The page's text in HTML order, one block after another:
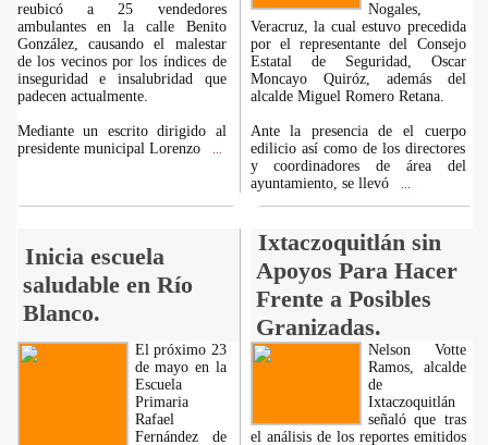
reubicó a 25 vendedores
ambulantes en la calle Benito
González, causando el malestar
de los vecinos por los índices de
inseguridad e insalubridad que
padecen actualmente.
Mediante un escrito dirigido al
presidente municipal Lorenzo
Nogales,
Veracruz, la cual estuvo precedida
por el representante del Consejo
Estatal de Seguridad, Oscar
Moncayo Quiróz, además del
alcalde Miguel Romero Retana.
Ante la presencia de el cuerpo
edilicio así como de los directores
y coordinadores de área del
ayuntamiento, se llevó
Inicia escuela
saludable en Río
Blanco.
Ixtaczoquitlán sin
Apoyos Para Hacer
Frente a Posibles
Granizadas.
El próximo 23
de mayo en la
Escuela
Primaria
Rafael
Fernández de
Nelson Votte
Ramos, alcalde
de
Ixtaczoquitlán
señaló que tras
el análisis de los reportes emitidos